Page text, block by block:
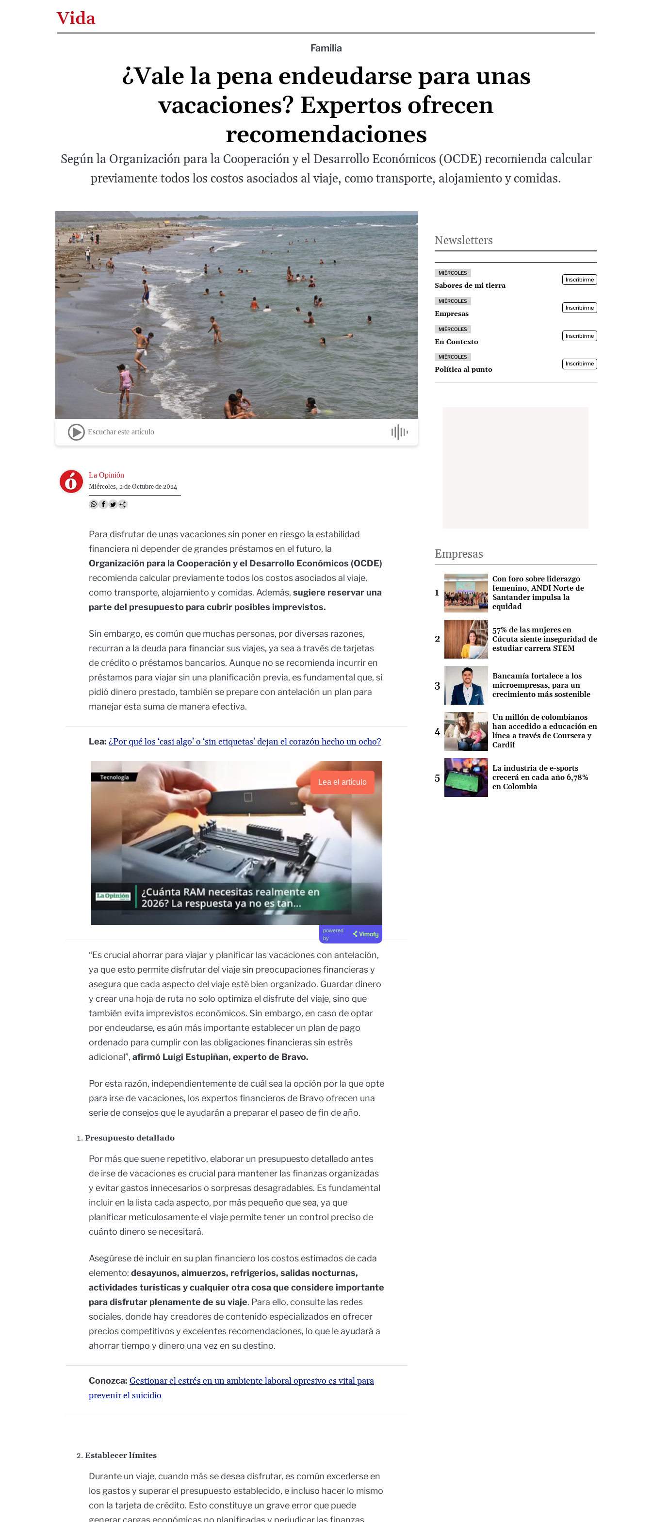
Vida
Familia
¿Vale la pena endeudarse para unas
vacaciones? Expertos ofrecen
recomendaciones
Según la Organización para la Cooperación y el Desarrollo Económicos (OCDE) recomienda calcular
previamente todos los costos asociados al viaje, como transporte, alojamiento y comidas.
Escuchar este artículo
Image La Opinión
Miércoles, 2 de Octubre de 2024
Para disfrutar de unas vacaciones sin poner en riesgo la estabilidad
financiera ni depender de grandes préstamos en el futuro, la
Organización para la Cooperación y el Desarrollo Económicos (OCDE)
recomienda calcular previamente todos los costos asociados al viaje,
como transporte, alojamiento y comidas. Además, sugiere reservar una
parte del presupuesto para cubrir posibles imprevistos.
Sin embargo, es común que muchas personas, por diversas razones,
recurran a la deuda para financiar sus viajes, ya sea a través de tarjetas
de crédito o préstamos bancarios. Aunque no se recomienda incurrir en
préstamos para viajar sin una planificación previa, es fundamental que, si
pidió dinero prestado, también se prepare con antelación un plan para
manejar esta suma de manera efectiva.
Lea: ¿Por qué los ‘casi algo’ o ‘sin etiquetas’ dejan el corazón hecho un ocho?
Lea el artículo
powered
by
“Es crucial ahorrar para viajar y planificar las vacaciones con antelación,
ya que esto permite disfrutar del viaje sin preocupaciones financieras y
asegura que cada aspecto del viaje esté bien organizado. Guardar dinero
y crear una hoja de ruta no solo optimiza el disfrute del viaje, sino que
también evita imprevistos económicos. Sin embargo, en caso de optar
por endeudarse, es aún más importante establecer un plan de pago
ordenado para cumplir con las obligaciones financieras sin estrés
adicional”, afirmó Luigi Estupiñan, experto de Bravo.
Por esta razón, independientemente de cuál sea la opción por la que opte
para irse de vacaciones, los expertos financieros de Bravo ofrecen una
serie de consejos que le ayudarán a preparar el paseo de fin de año.
Presupuesto detallado
Por más que suene repetitivo, elaborar un presupuesto detallado antes
de irse de vacaciones es crucial para mantener las finanzas organizadas
y evitar gastos innecesarios o sorpresas desagradables. Es fundamental
incluir en la lista cada aspecto, por más pequeño que sea, ya que
planificar meticulosamente el viaje permite tener un control preciso de
cuánto dinero se necesitará.
Asegúrese de incluir en su plan financiero los costos estimados de cada
elemento: desayunos, almuerzos, refrigerios, salidas nocturnas,
actividades turísticas y cualquier otra cosa que considere importante
para disfrutar plenamente de su viaje. Para ello, consulte las redes
sociales, donde hay creadores de contenido especializados en ofrecer
precios competitivos y excelentes recomendaciones, lo que le ayudará a
ahorrar tiempo y dinero una vez en su destino.
Conozca: Gestionar el estrés en un ambiente laboral opresivo es vital para
prevenir el suicidio
Establecer límites
Durante un viaje, cuando más se desea disfrutar, es común excederse en
los gastos y superar el presupuesto establecido, e incluso hacer lo mismo
con la tarjeta de crédito. Esto constituye un grave error que puede
generar cargas económicas no planificadas y perjudicar las finanzas
Newsletters
MIÉRCOLES
Sabores de mi tierra
Inscribirme
MIÉRCOLES
Empresas
Inscribirme
MIÉRCOLES
En Contexto
Inscribirme
MIÉRCOLES
Política al punto
Inscribirme
Empresas
Con foro sobre liderazgo
femenino, ANDI Norte de
Santander impulsa la
equidad
57% de las mujeres en
Cúcuta siente inseguridad de
estudiar carrera STEM
Bancamía fortalece a los
microempresas, para un
crecimiento más sostenible
Un millón de colombianos
han accedido a educación en
línea a través de Coursera y
Cardif
La industria de e-sports
crecerá en cada año 6,78%
en Colombia